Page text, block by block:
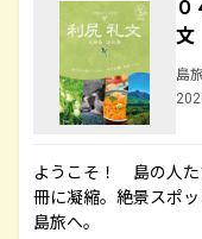
島旅
ようこそ！ 島の人た
冊に凝縮。絶景スポ
島旅へ。